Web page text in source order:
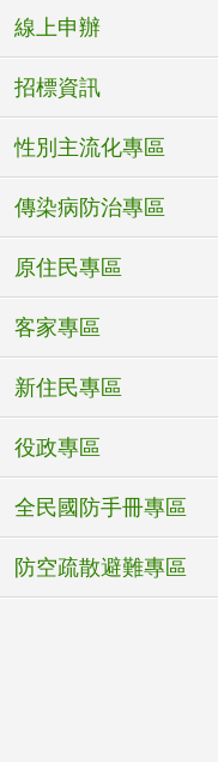
線上申辦
招標資訊
性別主流化專區
傳染病防治專區
原住民專區
客家專區
新住民專區
役政專區
全民國防手冊專區
防空疏散避難專區